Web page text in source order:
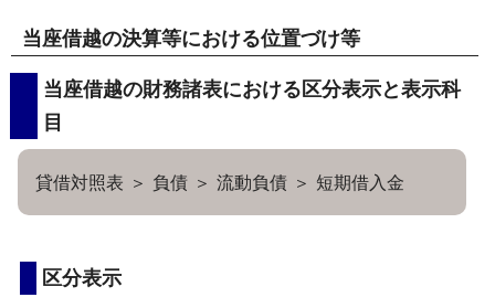
当座借越の決算等における位置づけ等
当座借越の財務諸表における区分表示と表示科
目
貸借対照表 ＞ 負債 ＞ 流動負債 ＞ 短期借入金
区分表示